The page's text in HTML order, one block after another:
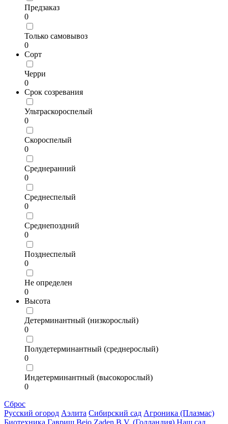
Предзаказ
0
Только самовывоз
0
Сорт
Черри
0
Срок созревания
Ультраскороспелый
0
Скороспелый
0
Среднеранний
0
Среднеспелый
0
Среднепоздний
0
Позднеспелый
0
Не определен
0
Высота
Детерминантный (низкорослый)
0
Полудетерминантный (среднерослый)
0
Индетерминантный (высокорослый)
0
Сброс
Русский огород Аэлита Сибирский сад Агроника (Плазмас)